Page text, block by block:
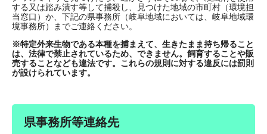
する又は踏み潰す等して捕殺し、見つけた地域の市町村（環境担
当窓口）か、下記の県事務所（岐阜地域においては、岐阜地域環
境事務所）までご連絡ください。
※特定外来生物である本種を捕まえて、生きたまま持ち帰ること
は、法律で禁止されているため、できません。飼育することや販
売することなども違法です。これらの規則に対する違反には罰則
が設けられています。
県事務所等連絡先